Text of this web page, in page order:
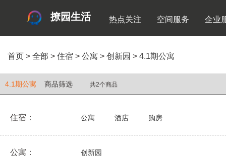
撩园生活 热点关注 空间服务 企业
首页 > 全部 > 住宿 > 公寓 > 创新园 > 4.1期公寓
4.1期公寓 商品筛选 共2个商品
住宿： 公寓 酒店 购房
公寓： 创新园